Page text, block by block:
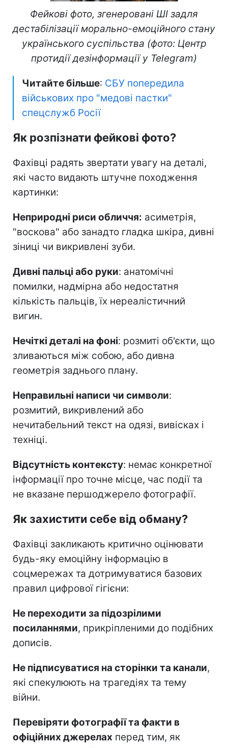
Фейкові фото, згенеровані ШІ задля
дестабілізації морально-емоційного стану
українського суспільства (фото: Центр
протидії дезінформації у Telegram)
Читайте більше: СБУ попередила
військових про "медові пастки"
спецслужб Росії
Як розпізнати фейкові фото?
Фахівці радять звертати увагу на деталі,
які часто видають штучне походження
картинки:
Неприродні риси обличчя: асиметрія,
"воскова" або занадто гладка шкіра, дивні
зіниці чи викривлені зуби.
Дивні пальці або руки: анатомічні
помилки, надмірна або недостатня
кількість пальців, їх нереалістичний
вигин.
Нечіткі деталі на фоні: розмиті об'єкти, що
зливаються між собою, або дивна
геометрія заднього плану.
Неправильні написи чи символи:
розмитий, викривлений або
нечитабельний текст на одязі, вивісках і
техніці.
Відсутність контексту: немає конкретної
інформації про точне місце, час події та
не вказане першоджерело фотографії.
Як захистити себе від обману?
Фахівці закликають критично оцінювати
будь-яку емоційну інформацію в
соцмережах та дотримуватися базових
правил цифрової гігієни:
Не переходити за підозрілими
посиланнями, прикріпленими до подібних
дописів.
Не підписуватися на сторінки та канали,
які спекулюють на трагедіях та тему
війни.
Перевіряти фотографії та факти в
офіційних джерелах перед тим, як